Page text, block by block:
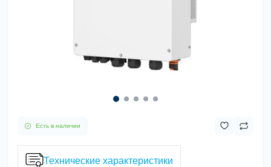
Есть в наличии
Технические характеристики